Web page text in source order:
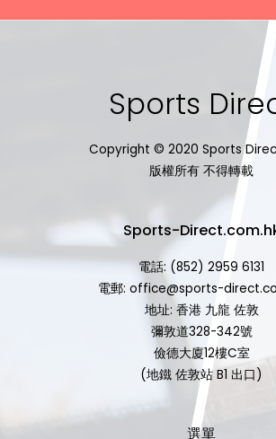
Sports
Copyright © 2020 Sports
版權所有 不得轉載
Sports-
電話: (852) 2959 6131
電郵: office@sports-
地址: 香港 九龍 佐敦
彌敦道328-342號
儉德大廈12樓C室
(地鐵 佐敦站 B1 出口)
選單